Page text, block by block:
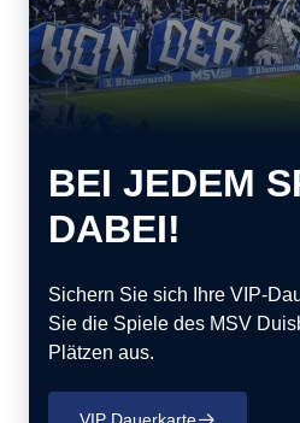
BEI JEDEM
DABEI!
Sichern Sie sich Ihre VIP-
Sie die Spiele des MSV
Plätzen aus.